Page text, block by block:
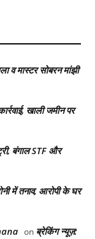
व मास्टर सोबरन मांझी
खाली जमीन पर
बंगाल STF और
में तनाव, आरोपी के घर
on ब्रेकिंग न्यूज़: